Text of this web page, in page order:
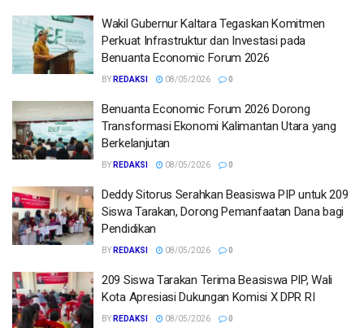
Wakil Gubernur Kaltara Tegaskan Komitmen
Perkuat Infrastruktur dan Investasi pada
Benuanta Economic Forum 2026
BY REDAKSI 08/05/2026 0
Benuanta Economic Forum 2026 Dorong
Transformasi Ekonomi Kalimantan Utara yang
Berkelanjutan
BY REDAKSI 08/05/2026 0
Deddy Sitorus Serahkan Beasiswa PIP untuk 209
Siswa Tarakan, Dorong Pemanfaatan Dana bagi
Pendidikan
BY REDAKSI 08/05/2026 0
209 Siswa Tarakan Terima Beasiswa PIP, Wali
Kota Apresiasi Dukungan Komisi X DPR RI
BY REDAKSI 08/05/2026 0